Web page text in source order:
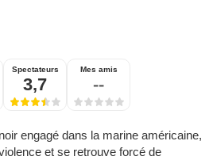
Spectateurs
3,7
Mes amis
--
engagé dans la marine américaine,
et se retrouve forcé de